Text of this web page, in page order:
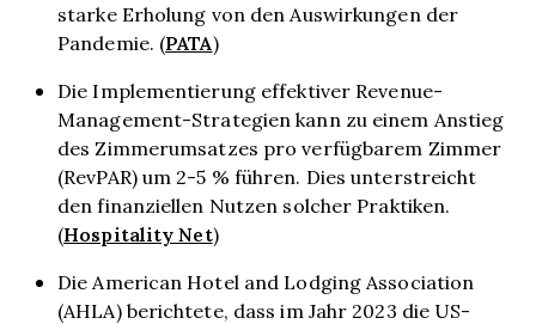
starke Erholung von den Auswirkungen der
Pandemie. (PATA)
Die Implementierung effektiver Revenue-
Management-Strategien kann zu einem Anstieg
des Zimmerumsatzes pro verfügbarem Zimmer
(RevPAR) um 2-5 % führen. Dies unterstreicht
den finanziellen Nutzen solcher Praktiken.
(Hospitality Net)
Die American Hotel and Lodging Association
(AHLA) berichtete, dass im Jahr 2023 die US-